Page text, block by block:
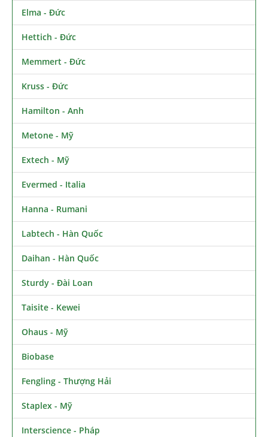
Elma - Đức
Hettich - Đức
Memmert - Đức
Kruss - Đức
Hamilton - Anh
Metone - Mỹ
Extech - Mỹ
Evermed - Italia
Hanna - Rumani
Labtech - Hàn Quốc
Daihan - Hàn Quốc
Sturdy - Đài Loan
Taisite - Kewei
Ohaus - Mỹ
Biobase
Fengling - Thượng Hải
Staplex - Mỹ
Interscience - Pháp